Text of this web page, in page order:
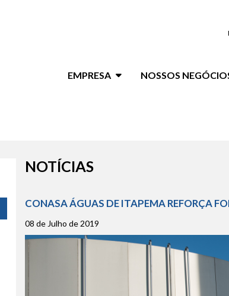
principalEMPRESA NOSSOS
NOTÍCIAS
CONASA ÁGUAS DE ITAPEMA REFORÇA
08 de Julho de 2019